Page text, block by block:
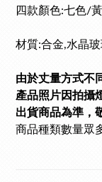
四款顏色:七色/
材質:合金,水晶
由於丈量方式不
產品照片因拍攝
出貨商品為準，
商品種類數量眾